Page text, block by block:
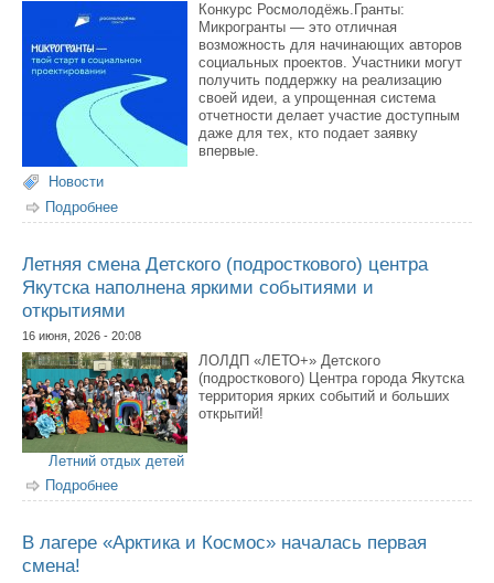
Конкурс Росмолодёжь.Гранты:
Микрогранты — это отличная
возможность для начинающих авторов
социальных проектов. Участники могут
получить поддержку на реализацию
своей идеи, а упрощенная система
отчетности делает участие доступным
даже для тех, кто подает заявку
впервые.
Новости
Подробнее
микрогрантов для молодёжных проектов
Летняя смена Детского (подросткового) центра
Якутска наполнена яркими событиями и
открытиями
16 июня, 2026 - 20:08
ЛОЛДП «ЛЕТО+» Детского
(подросткового) Центра города Якутска
территория ярких событий и больших
открытий!
Летний отдых детей
Подробнее
Якутска наполнена яркими событиями и открытиями
В лагере «Арктика и Космос» началась первая
смена!